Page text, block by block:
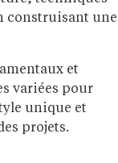
construisant une
et
variées pour
unique et
projets.